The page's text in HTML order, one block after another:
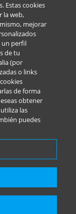
Estas cookies
la web,
mejorar
un perfil
de tu
(por
o links
de forma
obtener
las
puedes